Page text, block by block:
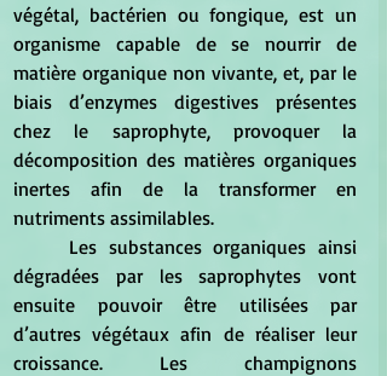
végétal, bactérien ou fongique, est un
organisme capable de se nourrir de
matière organique non vivante, et, par le
biais d’enzymes digestives présentes
chez le saprophyte, provoquer la
décomposition des matières organiques
inertes afin de la transformer en
nutriments assimilables.
dégradées par les saprophytes vont
ensuite pouvoir être utilisées par
d’autres végétaux afin de réaliser leur
croissance. Les champignons